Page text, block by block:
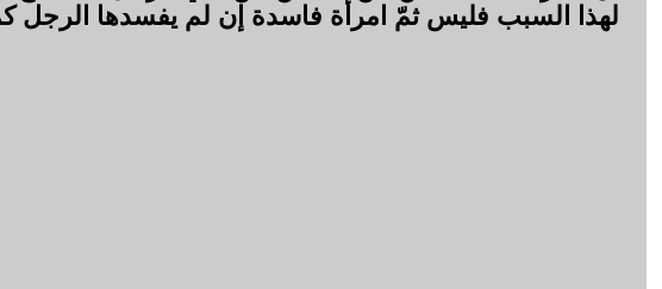
لهذا السبب فليس ثمّ امرأة فاسدة إن لم يفسدها الرجل